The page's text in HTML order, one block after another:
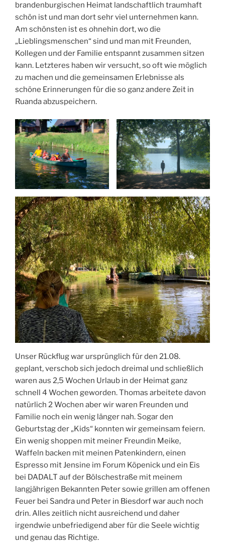
brandenburgischen Heimat landschaftlich traumhaft
schön ist und man dort sehr viel unternehmen kann.
Am schönsten ist es ohnehin dort, wo die
„Lieblingsmenschen“ sind und man mit Freunden,
Kollegen und der Familie entspannt zusammen sitzen
kann. Letzteres haben wir versucht, so oft wie möglich
zu machen und die gemeinsamen Erlebnisse als
schöne Erinnerungen für die so ganz andere Zeit in
Ruanda abzuspeichern.
Unser Rückflug war ursprünglich für den 21.08.
geplant, verschob sich jedoch dreimal und schließlich
waren aus 2,5 Wochen Urlaub in der Heimat ganz
schnell 4 Wochen geworden. Thomas arbeitete davon
natürlich 2 Wochen aber wir waren Freunden und
Familie noch ein wenig länger nah. Sogar den
Geburtstag der „Kids“ konnten wir gemeinsam feiern.
Ein wenig shoppen mit meiner Freundin Meike,
Waffeln backen mit meinen Patenkindern, einen
Espresso mit Jensine im Forum Köpenick und ein Eis
bei DADALT auf der Bölschestraße mit meinem
langjährigen Bekannten Peter sowie grillen am offenen
Feuer bei Sandra und Peter in Biesdorf war auch noch
drin. Alles zeitlich nicht ausreichend und daher
irgendwie unbefriedigend aber für die Seele wichtig
und genau das Richtige.